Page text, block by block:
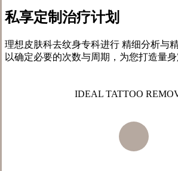
私享定制治疗计划
理想皮肤科去纹身专科进行 精细分析与
以确定必要的次数与周期，为您打造量身
IDEAL TATTOO
Navigate